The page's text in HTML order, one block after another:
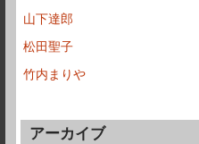
山下達郎
松田聖子
竹内まりや
アーカイブ